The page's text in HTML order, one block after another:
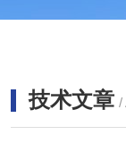
技术文章 /